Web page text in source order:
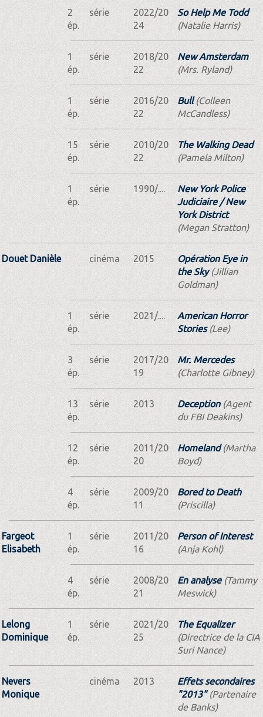
2
ép.
série
2022/20
24
So Help Me Todd
(Natalie Harris)
1
ép.
série
2018/20
22
New Amsterdam
(Mrs. Ryland)
1
ép.
série
2016/20
22
Bull(Colleen
McCandless)
15
ép.
série
2010/20
22
The Walking Dead
(Pamela Milton)
1
ép.
série 1990/....
New York Police
Judiciaire / New
York District
(Megan Stratton)
Douet Danièle cinéma 2015
Opération Eye in
the Sky(Jillian
Goldman)
1
ép.
série 2021/....
American Horror
Stories(Lee)
3
ép.
série
2017/20
19
Mr. Mercedes
(Charlotte Gibney)
13
ép.
série 2013 Deception(Agent
du FBI Deakins)
12
ép.
série
2011/20
20
Homeland(Martha
Boyd)
4
ép.
série
2009/20
11
Bored to Death
(Priscilla)
Fargeot
Elisabeth
1
ép.
série
2011/20
16
Person of Interest
(Anja Kohl)
4
ép.
série
2008/20
21
En analyse(Tammy
Meswick)
Lelong
Dominique
1
ép.
série
2021/20
25
The Equalizer
(Directrice de la CIA
Suri Nance)
Nevers
Monique
cinéma 2013
Effets secondaires
"2013"(Partenaire
de Banks)